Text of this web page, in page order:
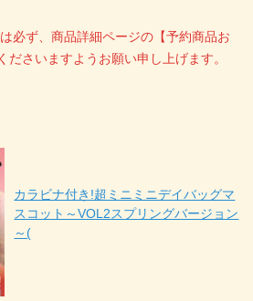
必ず、商品詳細ページの【予約商品お
ださいますようお願い申し上げます。
カラビナ付き!超ミニミニデイバッグマ
スコット～VOL2スプリングバージョン
～(